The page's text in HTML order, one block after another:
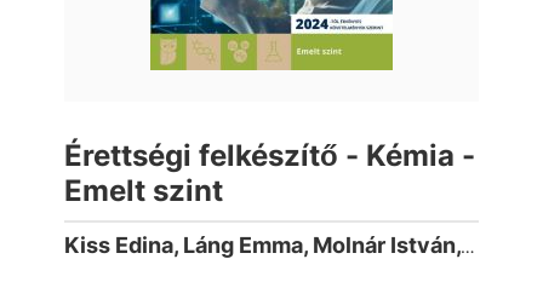
Érettségi felkészítő - Kémia -
Emelt szint
Kiss Edina, Láng Emma, Molnár István, Vasanits Anikó